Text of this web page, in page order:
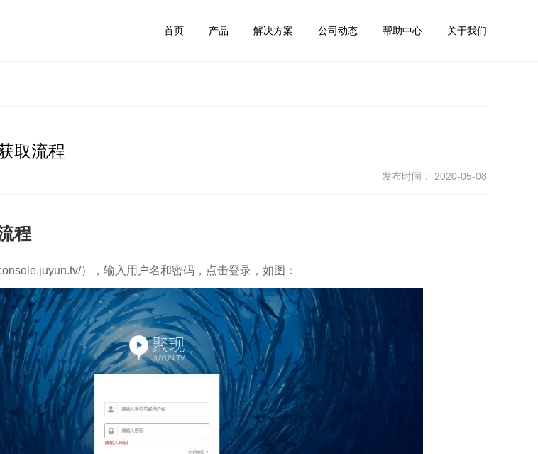
首页 产品 解决方案 公司动态 帮助中心 关于我们
取流程
发布时间： 2020-05-08
程
），输入用户名和密码，点击登录，如图：